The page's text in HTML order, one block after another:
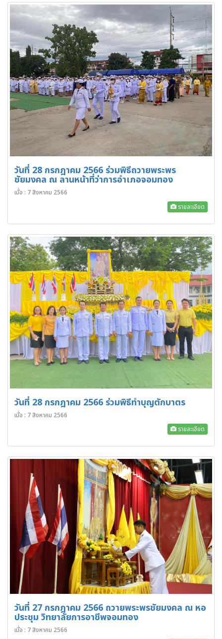
วันที่ 28 กรกฎาคม 2566 ร่วมพิธีถวายพระพร
ชัยมงคล ณ ลานหน้าที่ว่าการอำเภอจอมทอง
เมื่อ : 7 สิงหาคม 2566
รายละเอียด
วันที่ 28 กรกฎาคม 2566 ร่วมพิธีทำบุญตักบาตร
เมื่อ : 7 สิงหาคม 2566
รายละเอียด
วันที่ 27 กรกฎาคม 2566 ถวายพระพรชัยมงคล ณ หอ
ประชุม วิทยาลัยการอาชีพจอมทอง
เมื่อ : 7 สิงหาคม 2566